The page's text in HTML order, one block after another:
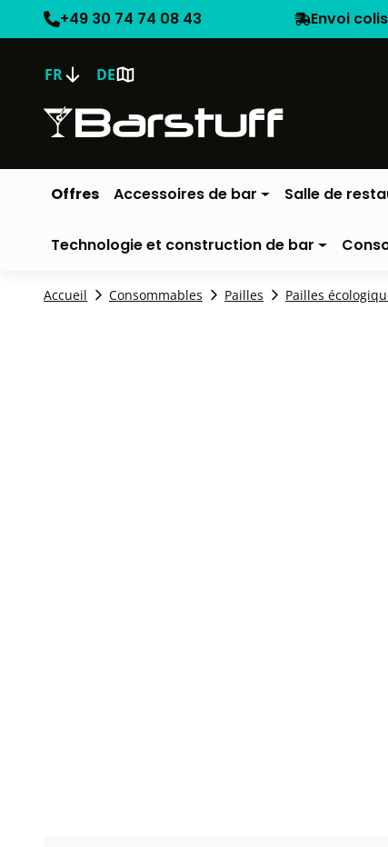
+49 30 74 74 08 43 Envoi
FR DE
Offres Accessoires de bar Salle de
Technologie et construction de bar
Accueil Consommables Pailles Pailles